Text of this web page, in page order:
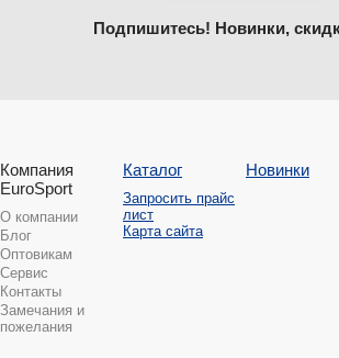
Подпишитесь! Новинки,
Компания
EuroSport
О компании
Блог
Оптовикам
Сервис
Контакты
Замечания и
пожелания
Каталог
Запросить прайс
лист
Карта сайта
Новинки